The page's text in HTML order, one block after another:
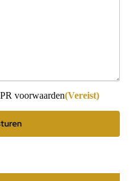
voorwaarden(Vereist)